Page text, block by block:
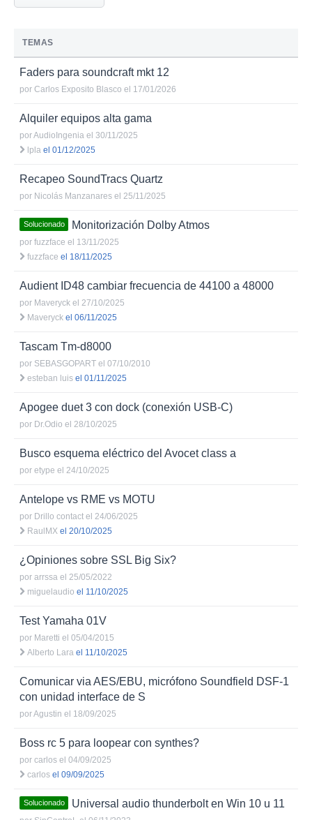
TEMAS
Faders para soundcraft mkt 12
por Carlos Exposito Blasco el 17/01/2026
Alquiler equipos alta gama
porAudioIngenia el 30/11/2025
lpla el 01/12/2025
Recapeo SoundTracs Quartz
por Nicolás Manzanares el 25/11/2025
Solucionado Monitorización Dolby Atmos
por fuzzface el 13/11/2025
fuzzface el 18/11/2025
Audient ID48 cambiar frecuencia de 44100 a 48000
por Maveryck el 27/10/2025
Maveryck el 06/11/2025
Tascam Tm-d8000
por SEBASGOPART el 07/10/2010
esteban luis el 01/11/2025
Apogee duet 3 con dock (conexión USB-C)
por Dr.Odio el 28/10/2025
Busco esquema eléctrico del Avocet class a
por etype el 24/10/2025
Antelope vs RME vs MOTU
por Drillo contact el 24/06/2025
RaulMX el 20/10/2025
¿Opiniones sobre SSL Big Six?
por arrssa el 25/05/2022
miguelaudio el 11/10/2025
Test Yamaha 01V
por Maretti el 05/04/2015
Alberto Lara el 11/10/2025
Comunicar via AES/EBU, micrófono Soundfield DSF-1
con unidad interface de S
porAgustin el 18/09/2025
Boss rc 5 para loopear con synthes?
por carlos el 04/09/2025
carlos el 09/09/2025
Solucionado Universal audio thunderbolt en Win 10 u 11